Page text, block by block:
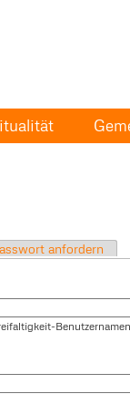
anfordern